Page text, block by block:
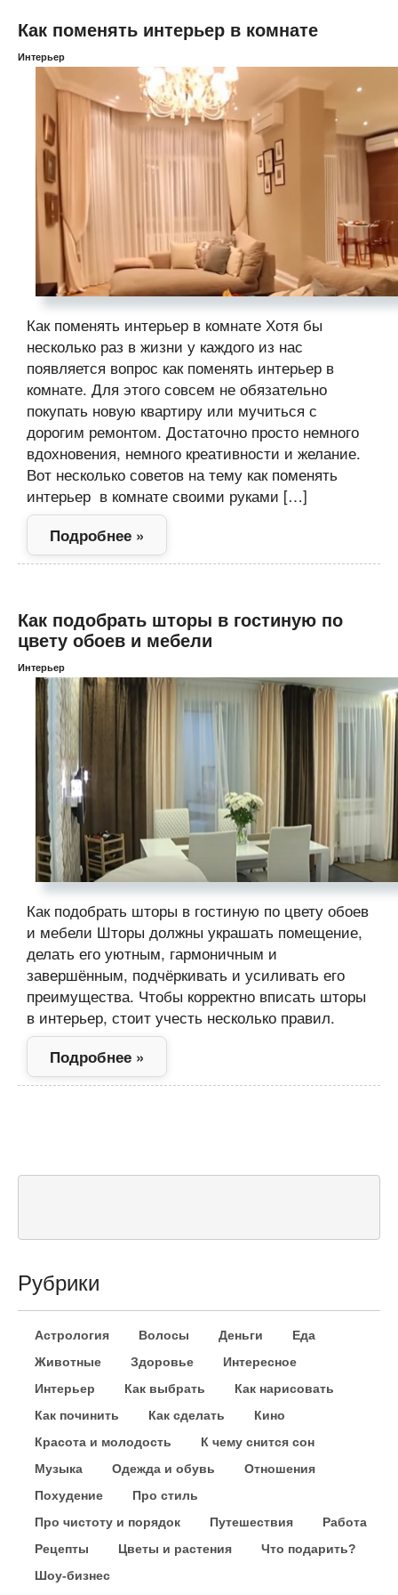
Как поменять интерьер в комнате
Интерьер
Как поменять интерьер в комнате Хотя бы
несколько раз в жизни у каждого из нас
появляется вопрос как поменять интерьер в
комнате. Для этого совсем не обязательно
покупать новую квартиру или мучиться с
дорогим ремонтом. Достаточно просто немного
вдохновения, немного креативности и желание.
Вот несколько советов на тему как поменять
интерьер в комнате своими руками […]
Подробнее »
Как подобрать шторы в гостиную по
цвету обоев и мебели
Интерьер
Как подобрать шторы в гостиную по цвету обоев
и мебели Шторы должны украшать помещение,
делать его уютным, гармоничным и
завершённым, подчёркивать и усиливать его
преимущества. Чтобы корректно вписать шторы
в интерьер, стоит учесть несколько правил.
Подробнее »
Рубрики
Астрология Волосы Деньги
Еда
Животные
Здоровье
Интересное
Интерьер
Как выбрать
Как нарисовать
Как починить
Как сделать
Кино
Красота и молодость
К чему снится сон
Музыка
Одежда и обувь
Отношения
Похудение
Про стиль
Про чистоту и порядок
Путешествия
Работа
Рецепты
Цветы и растения
Что подарить?
Шоу-бизнес